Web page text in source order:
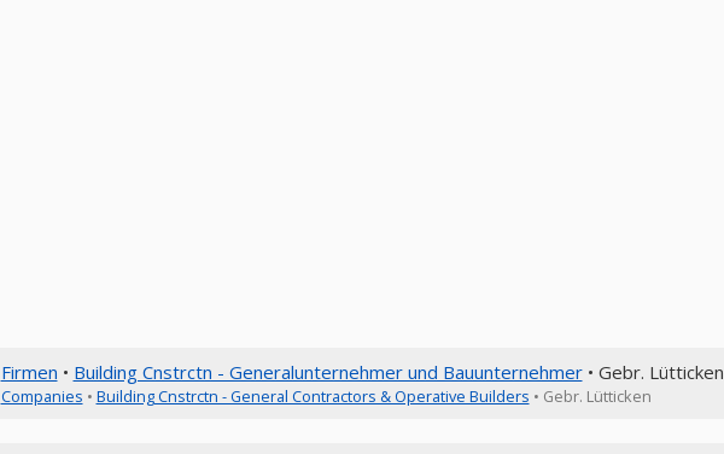
Firmen • Building Cnstrctn - Generalunternehmer und Bauunternehmer• Gebr. Lütticken
Companies • Building Cnstrctn - General Contractors & Operative Builders • Gebr. Lütticken